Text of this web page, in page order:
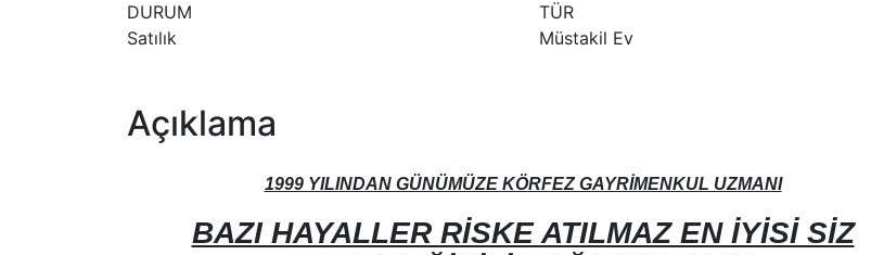
DURUM
Satılık
TÜR
Müstakil Ev
Açıklama
1999 YILINDAN GÜNÜMÜZE KÖRFEZ GAYRİMENKUL UZMANI
BAZI HAYALLER RİSKE ATILMAZ EN İYİSİ SİZ